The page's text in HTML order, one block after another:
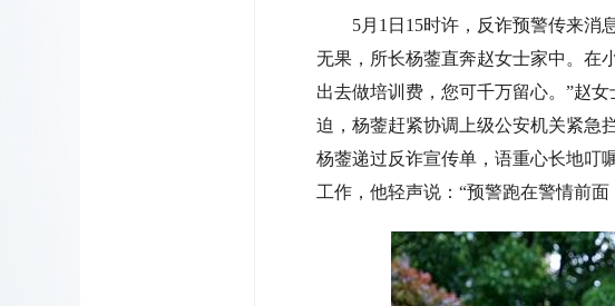
5月1日15时许，反诈预警传来消息
无果，所长杨蓥直奔赵女士家中。在
出去做培训费，您可千万留心。”赵
迫，杨蓥赶紧协调上级公安机关紧急
杨蓥递过反诈宣传单，语重心长地叮
工作，他轻声说：“预警跑在警情前